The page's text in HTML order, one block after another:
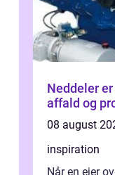
Neddeler
affald og
08 august
inspiration
Når en ejer